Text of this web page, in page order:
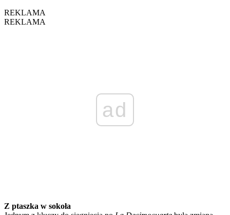
REKLAMA
REKLAMA
ad
Z ptaszka w sokoła